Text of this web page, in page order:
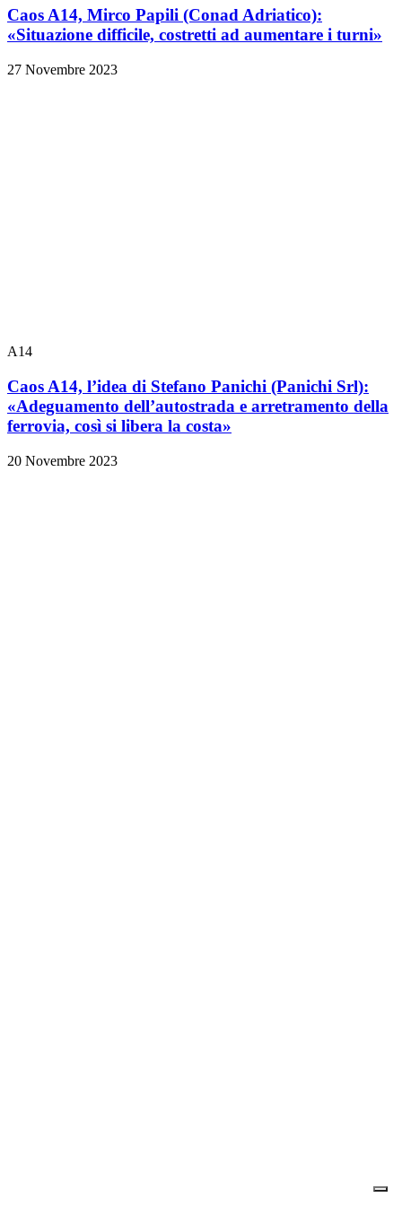
Caos A14, Mirco Papili (Conad Adriatico):
«Situazione difficile, costretti ad aumentare i turni»
27 Novembre 2023
A14
Caos A14, l’idea di Stefano Panichi (Panichi Srl):
«Adeguamento dell’autostrada e arretramento della
ferrovia, così si libera la costa»
20 Novembre 2023